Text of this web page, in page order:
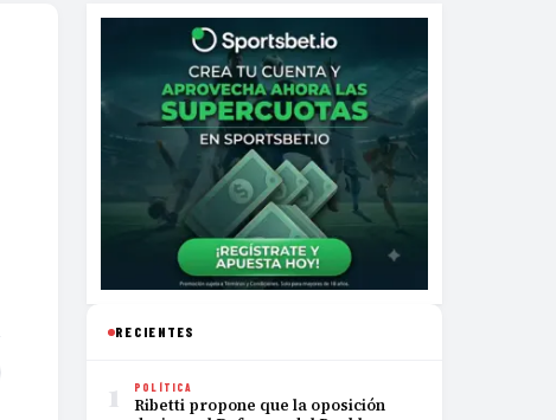
RECIENTES
1 POLÍTICA
Ribetti propone que la oposición